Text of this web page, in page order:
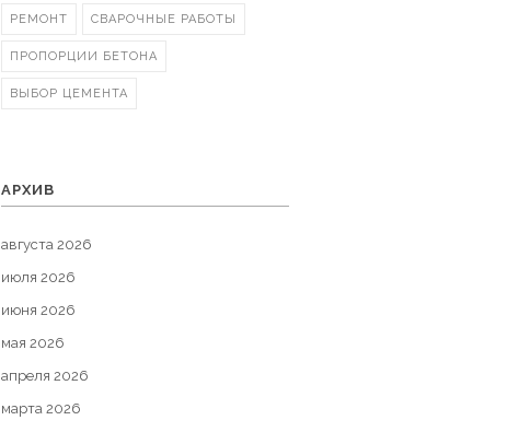
РЕМОНТ СВАРОЧНЫЕ РАБОТЫ
ПРОПОРЦИИ БЕТОНА
ВЫБОР ЦЕМЕНТА
АРХИВ
августа 2026
июля 2026
июня 2026
мая 2026
апреля 2026
марта 2026